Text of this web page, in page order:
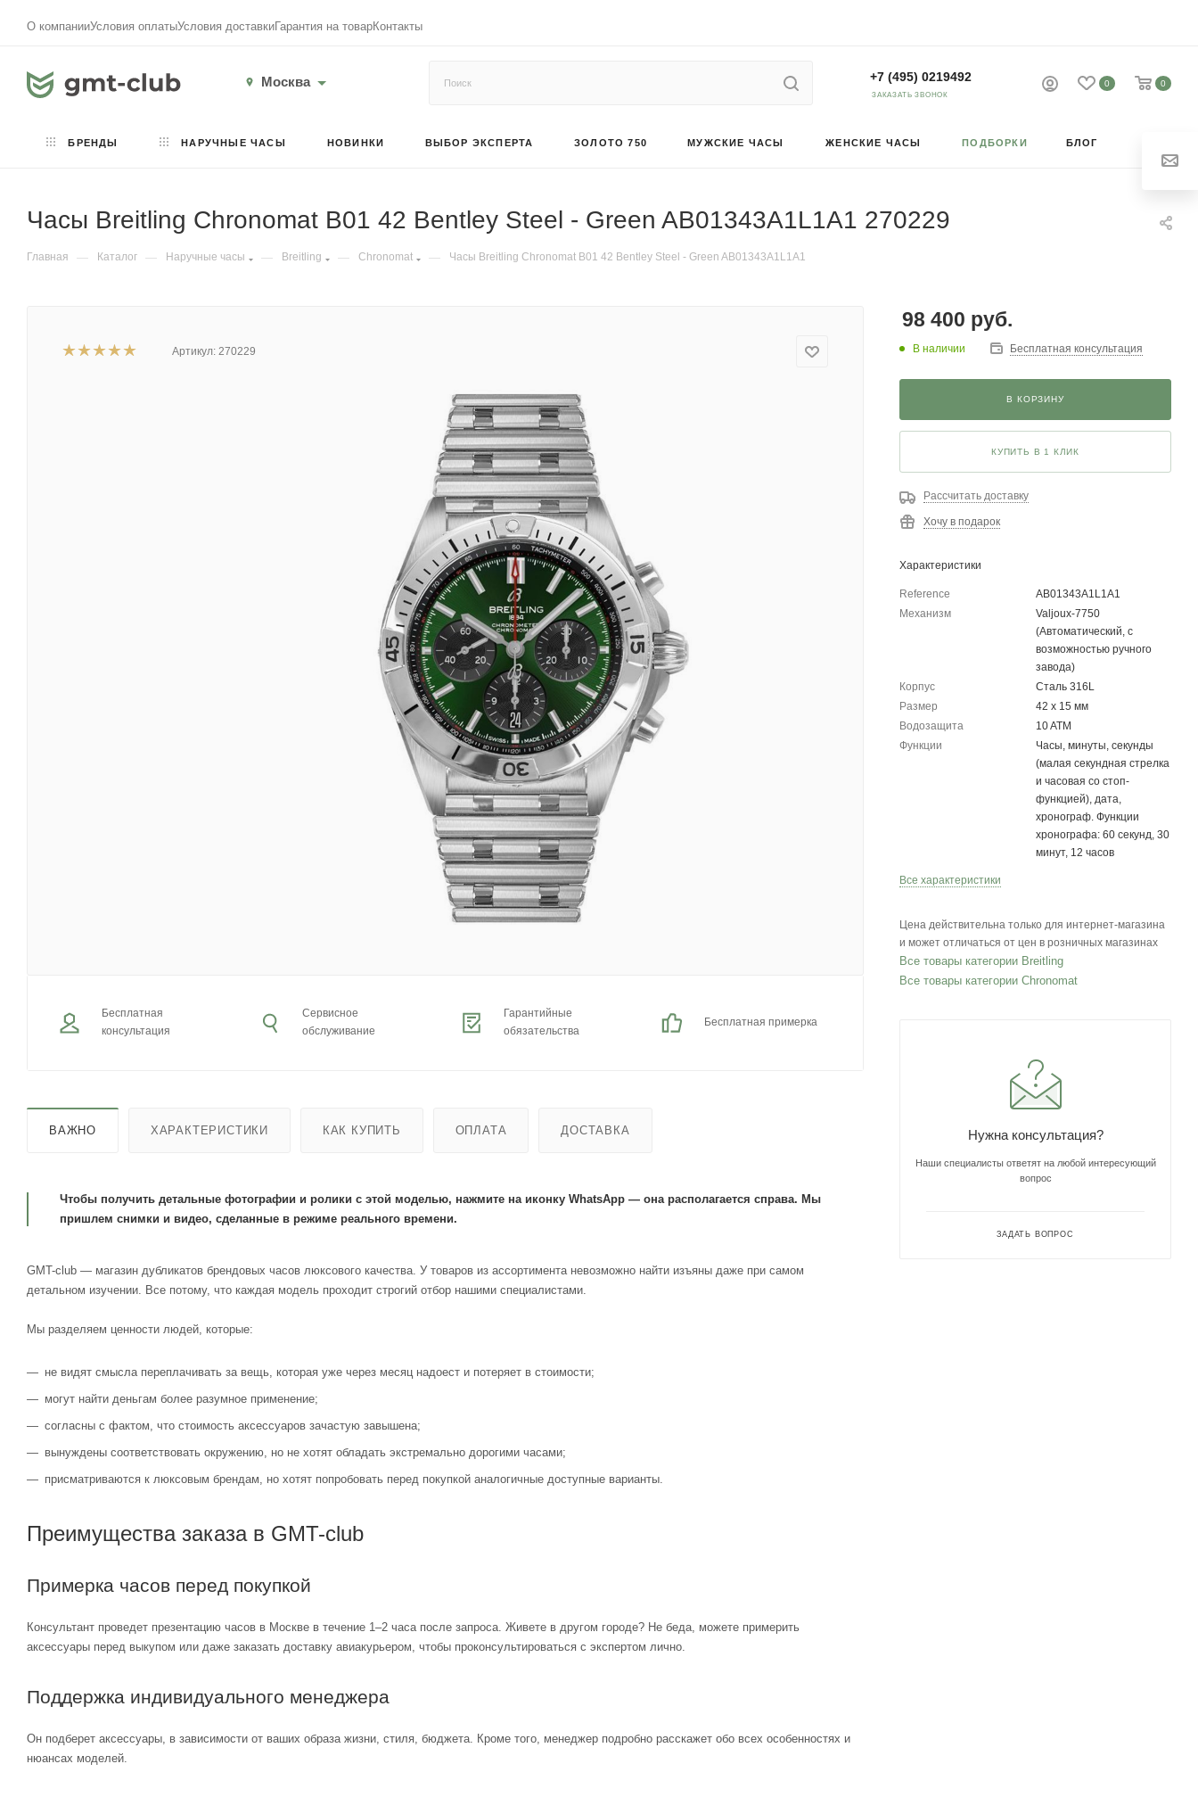
О компанииУсловия оплатыУсловия доставкиГарантия на товарКонтакты
Москва 0 0
+7 (495) 0219492
ЗАКАЗАТЬ ЗВОНОК
БРЕНДЫ НАРУЧНЫЕ ЧАСЫ НОВИНКИ ВЫБОР ЭКСПЕРТА ЗОЛОТО 750 МУЖСКИЕ ЧАСЫ ЖЕНСКИЕ ЧАСЫ ПОДБОРКИ БЛОГ
Часы Breitling Chronomat B01 42 Bentley Steel - Green AB01343A1L1A1 270229
Главная — Каталог — Наручные часы — Breitling — Chronomat — Часы Breitling Chronomat B01 42 Bentley Steel - Green AB01343A1L1A1
Артикул: 270229
Бесплатная
консультация
Сервисное
обслуживание
Гарантийные
обязательства
Бесплатная примерка
ВАЖНО ХАРАКТЕРИСТИКИ КАК КУПИТЬ ОПЛАТА ДОСТАВКА
Чтобы получить детальные фотографии и ролики с этой моделью, нажмите на иконку WhatsApp — она располагается справа. Мы
пришлем снимки и видео, сделанные в режиме реального времени.
GMT-club — магазин дубликатов брендовых часов люксового качества. У товаров из ассортимента невозможно найти изъяны даже при самом
детальном изучении. Все потому, что каждая модель проходит строгий отбор нашими специалистами.
Мы разделяем ценности людей, которые:
не видят смысла переплачивать за вещь, которая уже через месяц надоест и потеряет в стоимости;
могут найти деньгам более разумное применение;
согласны с фактом, что стоимость аксессуаров зачастую завышена;
вынуждены соответствовать окружению, но не хотят обладать экстремально дорогими часами;
присматриваются к люксовым брендам, но хотят попробовать перед покупкой аналогичные доступные варианты.
Преимущества заказа в GMT-club
Примерка часов перед покупкой
Консультант проведет презентацию часов в Москве в течение 1–2 часа после запроса. Живете в другом городе? Не беда, можете примерить
аксессуары перед выкупом или даже заказать доставку авиакурьером, чтобы проконсультироваться с экспертом лично.
Поддержка индивидуального менеджера
Он подберет аксессуары, в зависимости от ваших образа жизни, стиля, бюджета. Кроме того, менеджер подробно расскажет обо всех особенностях и
нюансах моделей.
98 400 руб.
В наличии Бесплатная консультация
В КОРЗИНУ
КУПИТЬ В 1 КЛИК
Рассчитать доставку
Хочу в подарок
Характеристики
Reference
AB01343A1L1A1
Механизм
Valjoux-7750
(Автоматический, с
возможностью ручного
завода)
Корпус
Сталь 316L
Размер
42 х 15 мм
Водозащита
10 ATM
Функции
Часы, минуты, секунды
(малая секундная стрелка
и часовая со стоп-
функцией), дата,
хронограф. Функции
хронографа: 60 секунд, 30
минут, 12 часов
Все характеристики
Цена действительна только для интернет-магазина
и может отличаться от цен в розничных магазинах
Все товары категории Breitling
Все товары категории Chronomat
Нужна консультация?
Наши специалисты ответят на любой интересующий
вопрос
ЗАДАТЬ ВОПРОС